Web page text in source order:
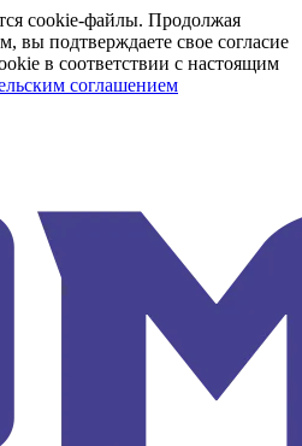
cookie-файлы. Продолжая
вы подтверждаете свое согласие
в соответствии с настоящим
соглашением